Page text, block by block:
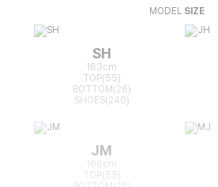
MODEL SIZE
SH
163cm
TOP(55)
BOTTOM(26)
SHOES(240)
JM
166cm
TOP(55)